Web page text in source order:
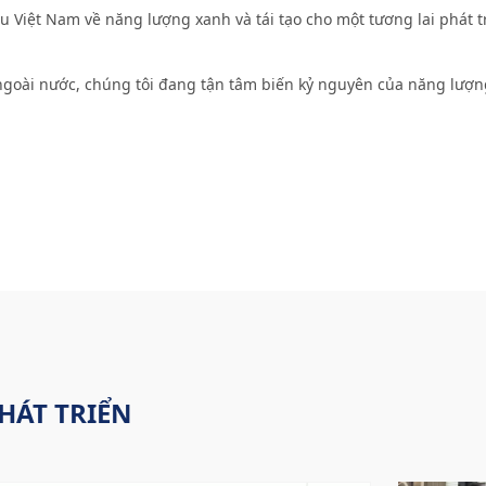
Việt Nam về năng lượng xanh và tái tạo cho một tương lai phát
nước, chúng tôi đang tận tâm biến kỷ nguyên của năng
TRIỂN